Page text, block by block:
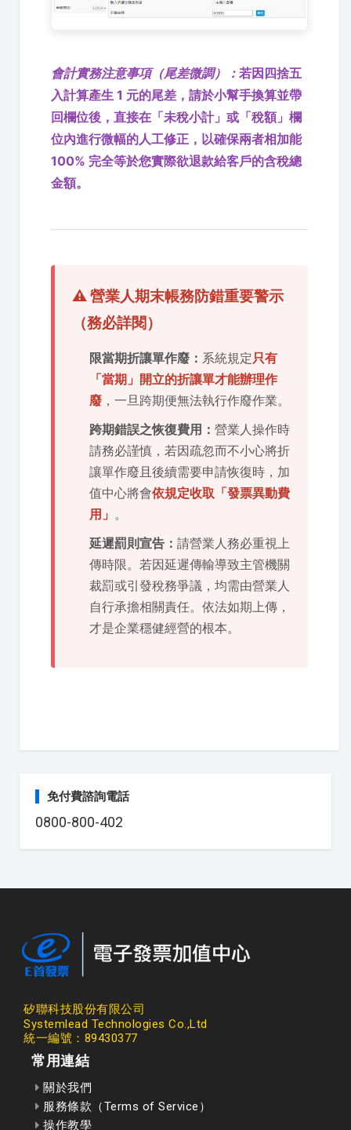
會計實務注意事項（尾差微調）： 若因四捨五
入計算產生 1 元的尾差，請於小幫手換算並帶
回欄位後，直接在「未稅小計」或「稅額」欄
位內進行微幅的人工修正，以確保兩者相加能
100% 完全等於您實際欲退款給客戶的含稅總
金額。
⚠️ 營業人期末帳務防錯重要警示
（務必詳閱）
限當期折讓單作廢： 系統規定只有
「當期」開立的折讓單才能辦理作
廢 ，一旦跨期便無法執行作廢作業。
跨期錯誤之恢復費用： 營業人操作時
請務必謹慎，若因疏忽而不小心將折
讓單作廢且後續需要申請恢復時，加
值中心將會依規定收取「發票異動費
用」 。
延遲罰則宣告： 請營業人務必重視上
傳時限。若因延遲傳輸導致主管機關
裁罰或引發稅務爭議，均需由營業人
自行承擔相關責任。依法如期上傳，
才是企業穩健經營的根本。
免付費諮詢電話
0800-800-402
矽聯科技股份有限公司
Systemlead Technologies Co.,Ltd
統一編號：89430377
常用連結
關於我們
服務條款（Terms of Service）
操作教學